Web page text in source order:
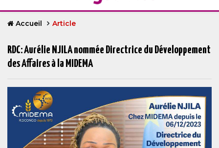
Accueil Article
RDC: Aurélie NJILA nommée Directrice du Développement
des Affaires à la MIDEMA